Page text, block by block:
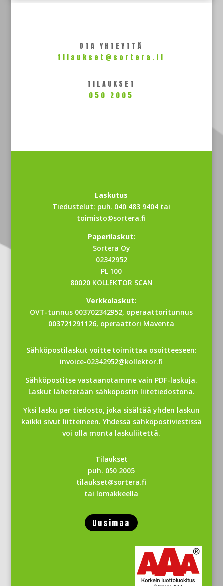
OTA YHTEYTTÄ
tilaukset@sortera.fi
TILAUKSET
050 2005
Laskutus
Tiedustelut: puh. 040 483 9404 tai
toimisto@sortera.fi
Paperilaskut:
Sortera Oy
02342952
PL 100
80020 KOLLEKTOR SCAN
Verkkolaskut:
OVT-tunnus 003702342952, operaattoritunnus
003721291126, operaattori Maventa
Sähköpostilaskut voitte toimittaa osoitteeseen:
invoice-02342952@kollektor.fi
Sähköpostitse vastaanotamme vain PDF-laskuja.
Laskut lähetetään sähköpostin liitetiedostona.
Yksi lasku per tiedosto, joka sisältää yhden laskun
kaikki sivut liitteineen. Yhdessä sähköpostiviestissä
voi olla monta laskuliitettä.
Tilaukset
puh. 050 2005
tilaukset@sortera.fi
tai lomakkeella
Uusimaa